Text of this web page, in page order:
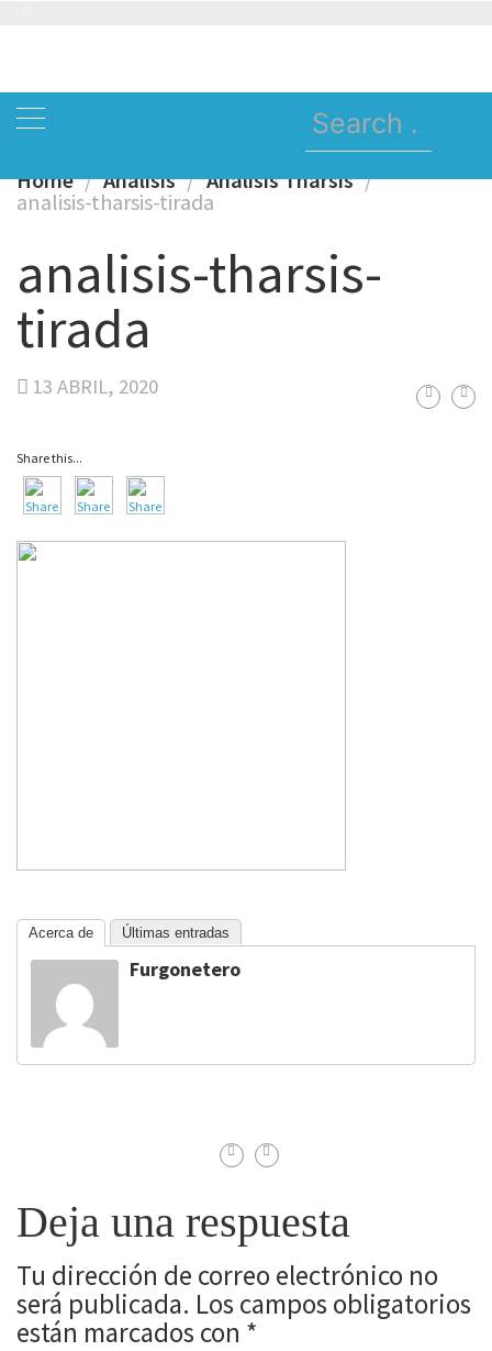
Search
for:
Home Analisis Análisis Tharsis
analisis-tharsis-tirada
analisis-tharsis-
tirada
13 ABRIL, 2020
Share this...
Acerca de Últimas entradas
Furgonetero
Deja una respuesta
Tu dirección de correo electrónico no
será publicada. Los campos obligatorios
están marcados con *